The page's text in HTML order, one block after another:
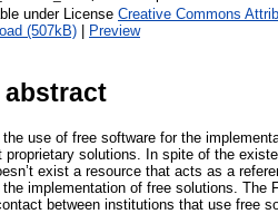
under License Creative Commons
(507kB) | Preview
abstract
the use of free software for the
proprietary solutions. In spite of the
exist a resource that acts as a
the implementation of free solutions.
between institutions that use free